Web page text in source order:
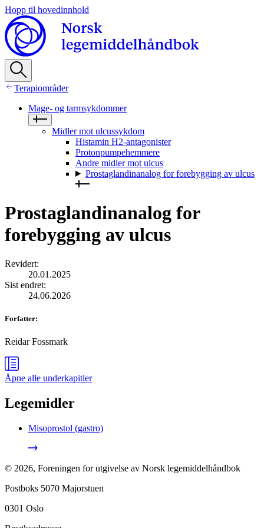
Hopp til hovedinnhold
Terapiområder
Mage- og tarmsykdommer
Midler mot ulcussykdom
Histamin H2‑antagonister
Protonpumpehemmere
Andre midler mot ulcus
Prostaglandinanalog for forebygging av ulcus
Prostaglandinanalog for
forebygging av ulcus
Revidert:
20.01.2025
Sist endret:
24.06.2026
Forfatter:
Reidar Fossmark
Åpne alle underkapitler
Legemidler
Misoprostol (gastro)
© 2026, Foreningen for utgivelse av Norsk legemiddelhåndbok
Postboks 5070 Majorstuen
0301 Oslo